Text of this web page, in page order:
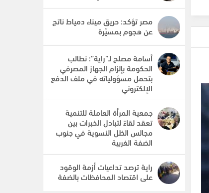
مصر تؤكد: حريق ميناء دمياط ناتج
عن هجوم بمسيّرة
أسامة مصلح لـ”راية”: نطالب
الحكومة بإلزام الجهاز المصرفي
بتحمل مسؤولياته في ملف الدفع
الإلكتروني
جمعية المرأة العاملة للتنمية
تعقد لقاءً لتبادل الخبرات بين
مجالس الظل النسوية في جنوب
الضفة الغربية
راية ترصد تداعيات أزمة الوقود
على اقتصاد المحافظات بالضفة